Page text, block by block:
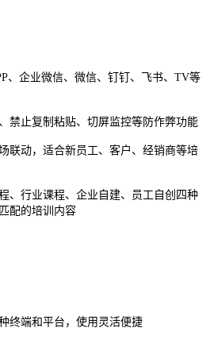
、企业微信、微信、钉钉、飞书、TV等
禁止复制粘贴、切屏监控等防作弊功能
联动，适合新员工、客户、经销商等培
、行业课程、企业自建、员工自创四种
配的培训内容
终端和平台，使用灵活便捷